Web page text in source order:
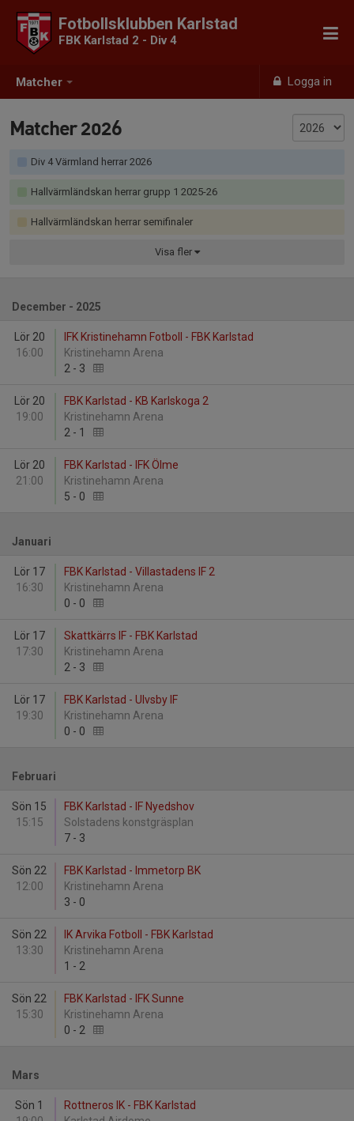
Matcher Logga in
Fotbollsklubben Karlstad
FBK Karlstad 2 - Div 4
Matcher 2026
Div 4 Värmland herrar 2026
Hallvärmländskan herrar grupp 1 2025-26
Hallvärmländskan herrar semifinaler
Visa fler
December - 2025
Lör 20
16:00
IFK Kristinehamn Fotboll - FBK Karlstad
Kristinehamn Arena
2 - 3
Lör 20
19:00
FBK Karlstad - KB Karlskoga 2
Kristinehamn Arena
2 - 1
Lör 20
21:00
FBK Karlstad - IFK Ölme
Kristinehamn Arena
5 - 0
Januari
Lör 17
16:30
FBK Karlstad - Villastadens IF 2
Kristinehamn Arena
0 - 0
Lör 17
17:30
Skattkärrs IF - FBK Karlstad
Kristinehamn Arena
2 - 3
Lör 17
19:30
FBK Karlstad - Ulvsby IF
Kristinehamn Arena
0 - 0
Februari
Sön 15
15:15
FBK Karlstad - IF Nyedshov
Solstadens konstgräsplan
7 - 3
Sön 22
12:00
FBK Karlstad - Immetorp BK
Kristinehamn Arena
3 - 0
Sön 22
13:30
IK Arvika Fotboll - FBK Karlstad
Kristinehamn Arena
1 - 2
Sön 22
15:30
FBK Karlstad - IFK Sunne
Kristinehamn Arena
0 - 2
Mars
Sön 1
Rottneros IK - FBK Karlstad